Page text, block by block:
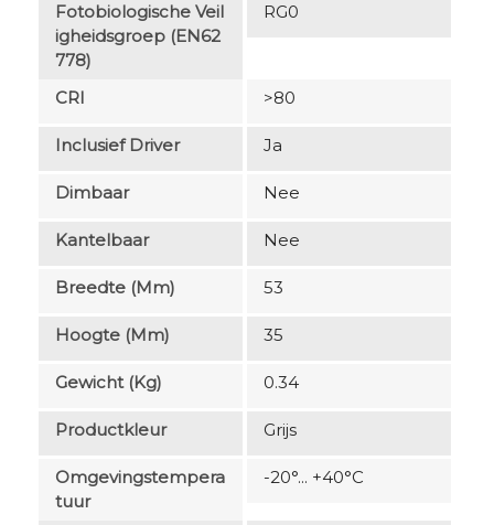
Fotobiologische Veil
Igheidsgroep (EN62
778)
RG0
CRI >80
Inclusief Driver Ja
Dimbaar Nee
Kantelbaar Nee
Breedte (mm) 53
Hoogte (mm) 35
Gewicht (kg) 0.34
Productkleur Grijs
Omgevingstempera
Tuur
-20°... +40°C